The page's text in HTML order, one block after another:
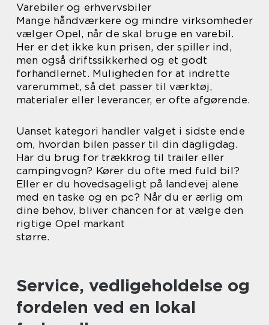
Varebiler og erhvervsbiler
Mange håndværkere og mindre virksomheder
vælger Opel, når de skal bruge en varebil.
Her er det ikke kun prisen, der spiller ind,
men også driftssikkerhed og et godt
forhandlernet. Muligheden for at indrette
varerummet, så det passer til værktøj,
materialer eller leverancer, er ofte afgørende.
Uanset kategori handler valget i sidste ende
om, hvordan bilen passer til din dagligdag.
Har du brug for trækkrog til trailer eller
campingvogn? Kører du ofte med fuld bil?
Eller er du hovedsageligt på landevej alene
med en taske og en pc? Når du er ærlig om
dine behov, bliver chancen for at vælge den
rigtige Opel markant
større.
Service, vedligeholdelse og
fordelen ved en lokal